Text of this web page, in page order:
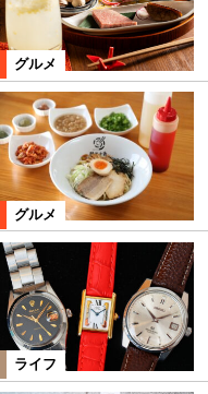
グルメ
グルメ
ライフ